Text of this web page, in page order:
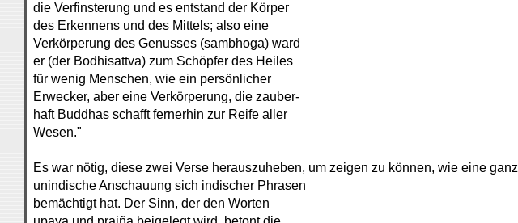
die Verfinsterung und es entstand der Körper
des Erkennens und des Mittels; also eine
Verkörperung des Genusses (sambhoga) ward
er (der Bodhisattva) zum Schöpfer des Heiles
für wenig Menschen, wie ein persönlicher
Erwecker, aber eine Verkörperung, die zauber-
haft Buddhas schafft fernerhin zur Reife aller
Wesen."
Es war nötig, diese zwei Verse herauszuheben, um zeigen zu können, wie eine ganz
unindische Anschauung sich indischer Phrasen
bemächtigt hat. Der Sinn, der den Worten